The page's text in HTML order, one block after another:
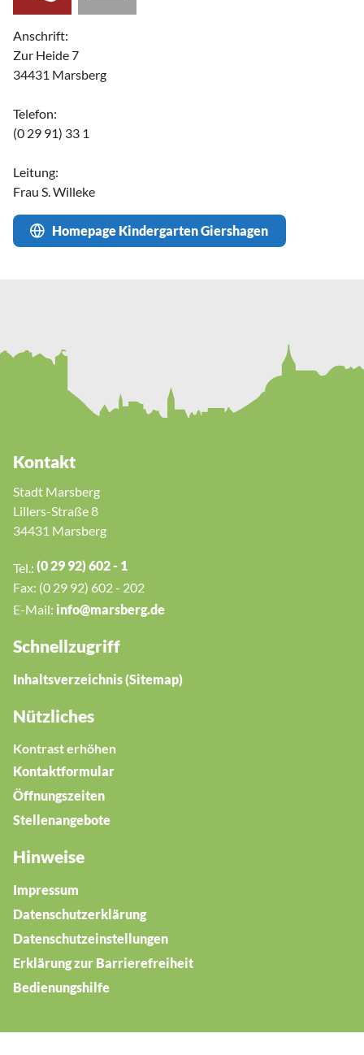
Anschrift:
Zur Heide 7
34431 Marsberg
Telefon:
(0 29 91) 33 1
Leitung:
Frau S. Willeke
Homepage Kindergarten Giershagen
Kontakt
Stadt Marsberg
Lillers-Straße 8
34431 Marsberg
Tel.: (0 29 92) 602 - 1
Fax: (0 29 92) 602 - 202
E-Mail: nf m rsb rg d
Schnellzugriff
Inhaltsverzeichnis (Sitemap)
Nützliches
Kontrast erhöhen
Kontaktformular
Öffnungszeiten
Stellenangebote
Hinweise
Impressum
Datenschutzerklärung
Datenschutzeinstellungen
Erklärung zur Barrierefreiheit
Bedienungshilfe